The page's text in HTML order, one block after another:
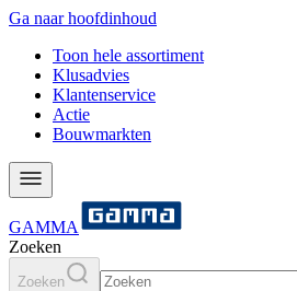
Ga naar hoofdinhoud
Toon hele assortiment
Klusadvies
Klantenservice
Actie
Bouwmarkten
GAMMA
Zoeken
Zoeken